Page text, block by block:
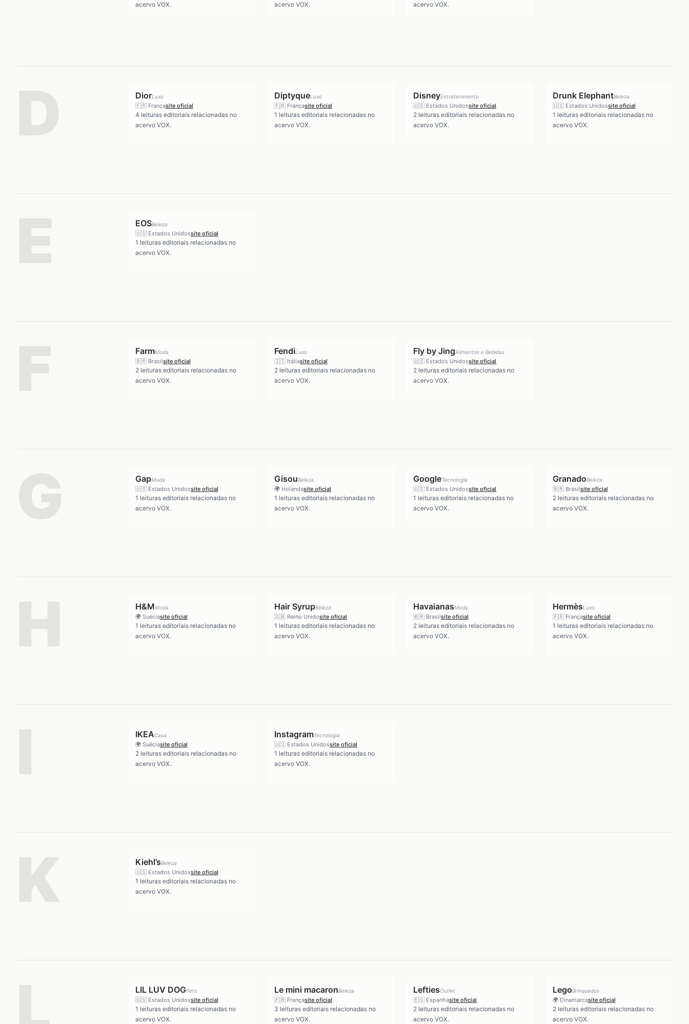
acervo VOX.
acervo VOX.
acervo VOX.
DiorLuxo
🇫🇷 Françasite oficial
4 leituras editoriais relacionadas no
acervo VOX.
DiptyqueLuxo
🇫🇷 Françasite oficial
1 leituras editoriais relacionadas no
acervo VOX.
DisneyEntretenimento
🇺🇸 Estados Unidossite oficial
2 leituras editoriais relacionadas no
acervo VOX.
Drunk ElephantBeleza
🇺🇸 Estados Unidossite oficial
1 leituras editoriais relacionadas no
acervo VOX.
EOSBeleza
🇺🇸 Estados Unidossite oficial
1 leituras editoriais relacionadas no
acervo VOX.
FarmModa
🇧🇷 Brasilsite oficial
2leituras editoriais relacionadas no
acervo VOX.
FendiLuxo
🇮🇹 Itáliasite oficial
2leituras editoriais relacionadas no
acervo VOX.
Fly by JingAlimentos e Bebidas
🇺🇸 Estados Unidossite oficial
2 leituras editoriais relacionadas no
acervo VOX.
GapModa
🇺🇸 Estados Unidossite oficial
1 leituras editoriais relacionadas no
acervo VOX.
GisouBeleza
🌍 Holandasite oficial
1 leituras editoriais relacionadas no
acervo VOX.
GoogleTecnologia
🇺🇸 Estados Unidossite oficial
1 leituras editoriais relacionadas no
acervo VOX.
GranadoBeleza
🇧🇷 Brasilsite oficial
2leituras editoriais relacionadas no
acervo VOX.
H&MModa
🌍 Suéciasite oficial
1 leituras editoriais relacionadas no
acervo VOX.
Hair SyrupBeleza
🇬🇧 Reino Unidosite oficial
1 leituras editoriais relacionadas no
acervo VOX.
HavaianasModa
🇧🇷 Brasilsite oficial
2 leituras editoriais relacionadas no
acervo VOX.
HermèsLuxo
🇫🇷 Françasite oficial
1 leituras editoriais relacionadas no
acervo VOX.
IKEACasa
🌍 Suéciasite oficial
2leituras editoriais relacionadas no
acervo VOX.
InstagramTecnologia
🇺🇸 Estados Unidossite oficial
1 leituras editoriais relacionadas no
acervo VOX.
Kiehl’sBeleza
🇺🇸 Estados Unidossite oficial
1 leituras editoriais relacionadas no
acervo VOX.
LIL LUV DOGPets
🇺🇸 Estados Unidossite oficial
1 leituras editoriais relacionadas no
acervo VOX.
Le mini macaronBeleza
🇫🇷 Françasite oficial
3 leituras editoriais relacionadas no
acervo VOX.
LeftiesOutlet
🇪🇸 Espanhasite oficial
2 leituras editoriais relacionadas no
acervo VOX.
LegoBrinquedos
🌍 Dinamarcasite oficial
2leituras editoriais relacionadas no
acervo VOX.